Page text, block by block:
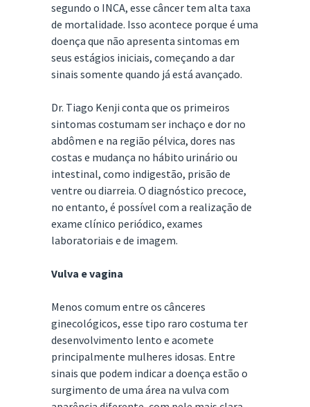
segundo o INCA, esse câncer tem alta taxa
de mortalidade. Isso acontece porque é uma
doença que não apresenta sintomas em
seus estágios iniciais, começando a dar
sinais somente quando já está avançado.
Dr. Tiago Kenji conta que os primeiros
sintomas costumam ser inchaço e dor no
abdômen e na região pélvica, dores nas
costas e mudança no hábito urinário ou
intestinal, como indigestão, prisão de
ventre ou diarreia. O diagnóstico precoce,
no entanto, é possível com a realização de
exame clínico periódico, exames
laboratoriais e de imagem.
Vulva e vagina
Menos comum entre os cânceres
ginecológicos, esse tipo raro costuma ter
desenvolvimento lento e acomete
principalmente mulheres idosas. Entre
sinais que podem indicar a doença estão o
surgimento de uma área na vulva com